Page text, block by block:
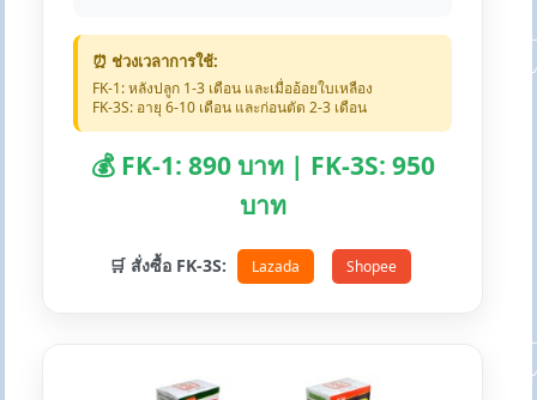
⏰ ช่วงเวลาการใช้:
FK-1: หลังปลูก 1-3 เดือน และเมื่ออ้อยใบเหลือง
FK-3S: อายุ 6-10 เดือน และก่อนตัด 2-3 เดือน
💰 FK-1: 890 บาท | FK-3S: 950
บาท
🛒 สั่งซื้อ FK-3S: Lazada Shopee